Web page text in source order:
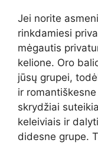
Jei norite
rinkdamiesi
mėgautis
kelione. Oro
jūsų grupei,
ir
skrydžiai
keleiviais ir
didesne grupe.